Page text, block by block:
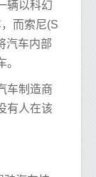
辆以科幻
而索尼(S
汽车内部
车制造商
有人在该